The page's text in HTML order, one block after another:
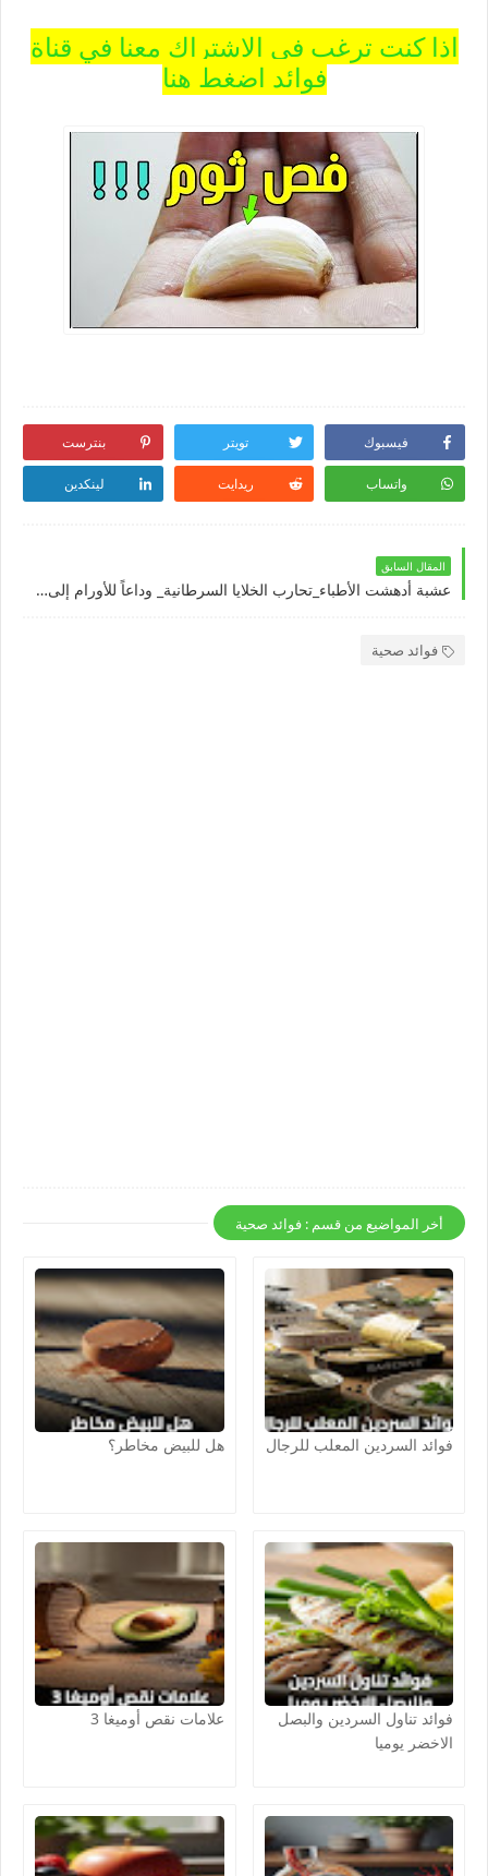
اذا كنت ترغب في الاشتراك معنا في قناة
فوائد اضغط هنا
فيسبوك تويتر بنترست
واتساب ريدايت لينكدين
المقال السابق
عشبة أدهشت الأطباء_تحارب الخلايا السرطانية_ وداعاً للأورام إلى الأبد مع هذه العشبة السحرية
فوائد صحية
أخر المواضيع من قسم : فوائد صحية
فوائد السردين المعلب للرجال هل للبيض مخاطر؟
فوائد تناول السردين والبصل
الاخضر يوميا
علامات نقص أوميغا 3